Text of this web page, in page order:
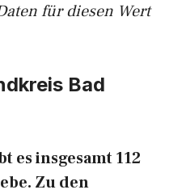
für diesen Wert
Bad
es insgesamt 112
Zu den